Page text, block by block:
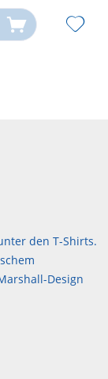
den T-Shirts.
Design